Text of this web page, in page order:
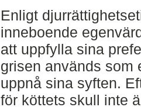
Enligt
inneboende
att uppfylla sina
grisen används som
uppnå sina syften.
för köttets skull inte